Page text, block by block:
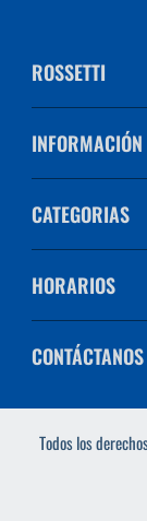
ROSSETTI
INFORMACIÓN
CATEGORIAS
HORARIOS
CONTÁCTANOS
Todos los